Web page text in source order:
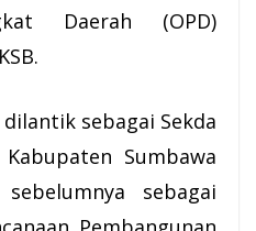
Daerah (OPD)
.
sebagai Sekda
Sumbawa
sebagai